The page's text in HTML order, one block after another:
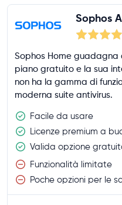
Sophos
Sophos Home guadagna
piano gratuito e la sua
non ha la gamma di
moderna suite antivirus.
Facile da usare
Licenze premium a
Valida opzione
Funzionalità limitate
Poche opzioni per le